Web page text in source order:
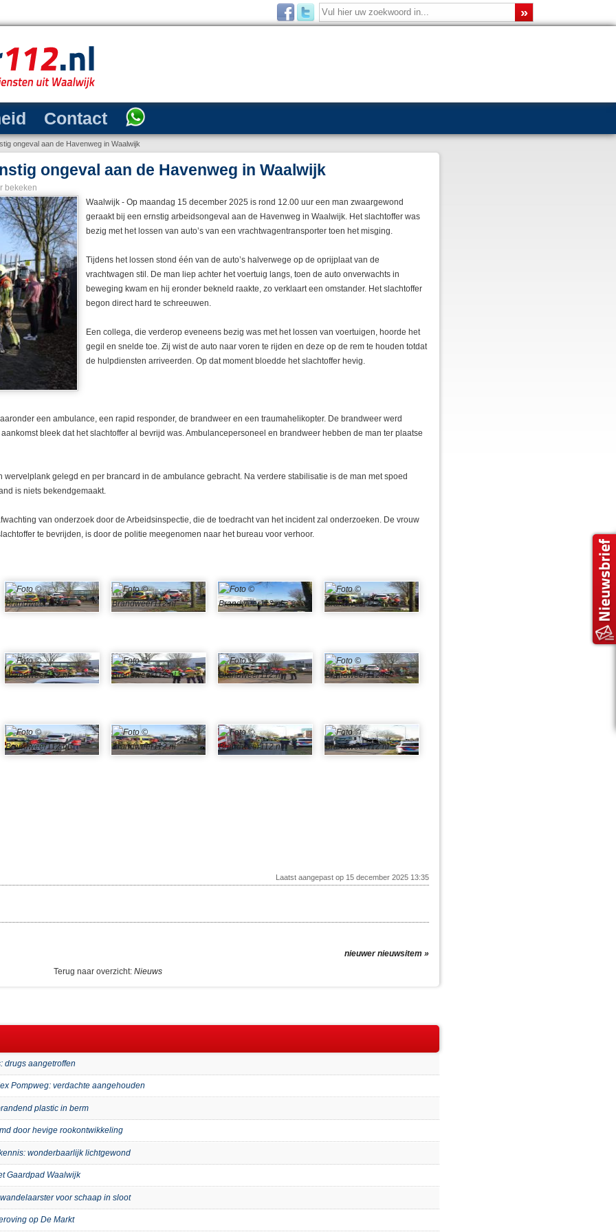
Contact
ongeval aan de Havenweg in Waalwijk
ongeval aan de Havenweg in Waalwijk
bekeken
Waalwijk - Op maandag 15 december 2025 is rond 12.00 uur een man zwaargewond
geraakt bij een ernstig arbeidsongeval aan de Havenweg in Waalwijk. Het slachtoffer was
bezig met het lossen van auto’s van een vrachtwagentransporter toen het misging.
Tijdens het lossen stond één van de auto’s halverwege op de oprijplaat van de
vrachtwagen stil. De man liep achter het voertuig langs, toen de auto onverwachts in
beweging kwam en hij eronder bekneld raakte, zo verklaart een omstander. Het slachtoffer
begon direct hard te schreeuwen.
Een collega, die verderop eveneens bezig was met het lossen van voertuigen, hoorde het
gegil en snelde toe. Zij wist de auto naar voren te rijden en deze op de rem te houden totdat
de hulpdiensten arriveerden. Op dat moment bloedde het slachtoffer hevig.
een ambulance, een rapid responder, de brandweer en een traumahelikopter. De brandweer werd
bleek dat het slachtoffer al bevrijd was. Ambulancepersoneel en brandweer hebben de man ter plaatse
wervelplank gelegd en per brancard in de ambulance gebracht. Na verdere stabilisatie is de man met spoed
is niets bekendgemaakt.
van onderzoek door de Arbeidsinspectie, die de toedracht van het incident zal onderzoeken. De vrouw
te bevrijden, is door de politie meegenomen naar het bureau voor verhoor.
Laatst aangepast op 15 december 2025 13:35
nieuwer nieuwsitem »
Terug naar overzicht: Nieuws
drugs aangetroffen
Pompweg: verdachte aangehouden
plastic in berm
door hevige rookontwikkeling
wonderbaarlijk lichtgewond
Gaardpad Waalwijk
voor schaap in sloot
op De Markt